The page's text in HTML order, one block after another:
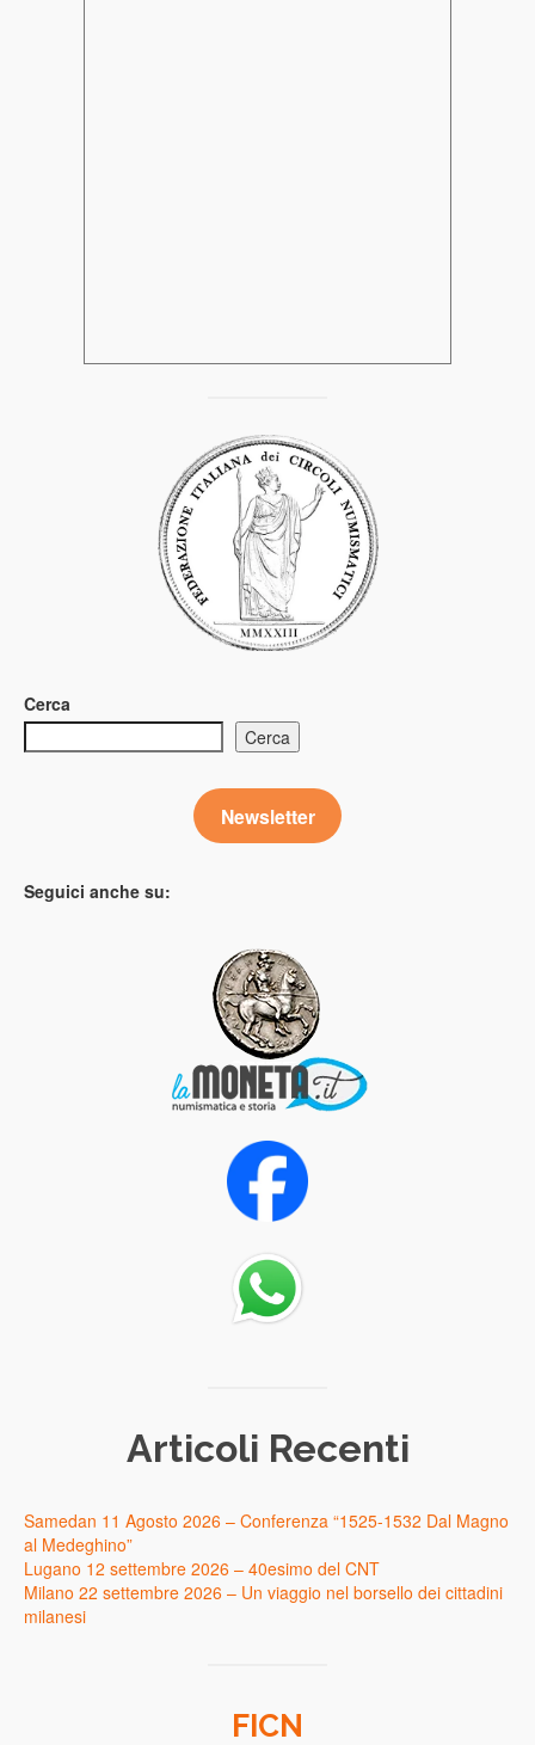
Cerca
Cerca
Newsletter
Seguici anche su:
Articoli Recenti
Samedan 11 Agosto 2026 – Conferenza “1525-1532 Dal Magno
al Medeghino”
Lugano 12 settembre 2026 – 40esimo del CNT
Milano 22 settembre 2026 – Un viaggio nel borsello dei cittadini
milanesi
FICN